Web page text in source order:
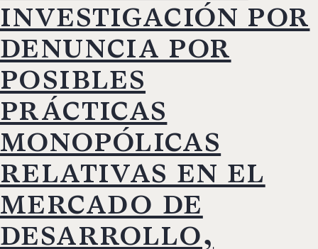
investigación por
denuncia por
posibles
prácticas
monopólicas
relativas en el
mercado de
desarrollo,